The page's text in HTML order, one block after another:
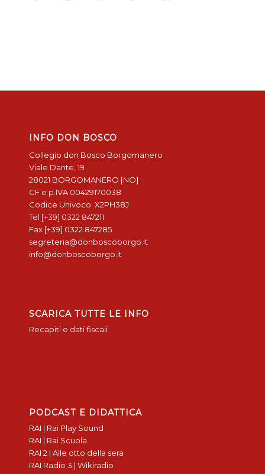
INFO DON BOSCO
Collegio don Bosco Borgomanero
Viale Dante, 19
28021 BORGOMANERO [NO]
CF e p.IVA 00429170038
Codice Univoco: X2PH38J
Tel [+39] 0322 847211
Fax [+39] 0322 847285
segreteria@donboscoborgo.it
info@donboscoborgo.it
SCARICA TUTTE LE INFO
Recapiti e dati fiscali
PODCAST E DIDATTICA
RAI | Rai Play Sound
RAI | Rai Scuola
RAI 2 | Alle otto della sera
RAI Radio 3 | Wikiradio